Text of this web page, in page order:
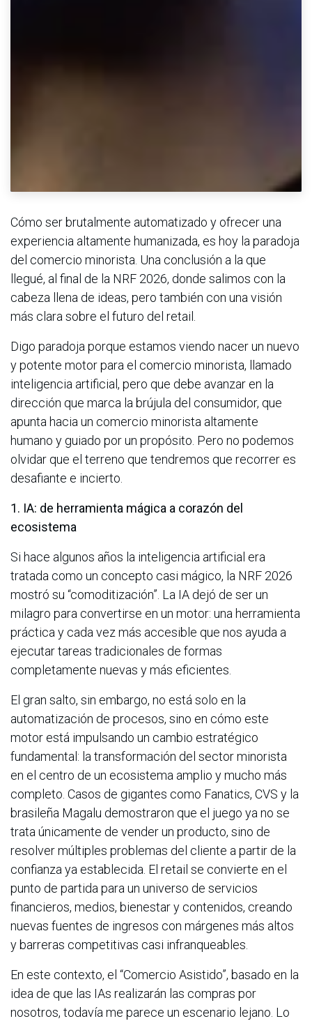
Cómo ser brutalmente automatizado y ofrecer una
experiencia altamente humanizada, es hoy la paradoja
del comercio minorista. Una conclusión a la que
llegué, al final de la NRF 2026, donde salimos con la
cabeza llena de ideas, pero también con una visión
más clara sobre el futuro del retail.
Digo paradoja porque estamos viendo nacer un nuevo
y potente motor para el comercio minorista, llamado
inteligencia artificial, pero que debe avanzar en la
dirección que marca la brújula del consumidor, que
apunta hacia un comercio minorista altamente
humano y guiado por un propósito. Pero no podemos
olvidar que el terreno que tendremos que recorrer es
desafiante e incierto.
1. IA: de herramienta mágica a corazón del
ecosistema
Si hace algunos años la inteligencia artificial era
tratada como un concepto casi mágico, la NRF 2026
mostró su “comoditización”. La IA dejó de ser un
milagro para convertirse en un motor: una herramienta
práctica y cada vez más accesible que nos ayuda a
ejecutar tareas tradicionales de formas
completamente nuevas y más eficientes.
El gran salto, sin embargo, no está solo en la
automatización de procesos, sino en cómo este
motor está impulsando un cambio estratégico
fundamental: la transformación del sector minorista
en el centro de un ecosistema amplio y mucho más
completo. Casos de gigantes como Fanatics, CVS y la
brasileña Magalu demostraron que el juego ya no se
trata únicamente de vender un producto, sino de
resolver múltiples problemas del cliente a partir de la
confianza ya establecida. El retail se convierte en el
punto de partida para un universo de servicios
financieros, medios, bienestar y contenidos, creando
nuevas fuentes de ingresos con márgenes más altos
y barreras competitivas casi infranqueables.
En este contexto, el “Comercio Asistido”, basado en la
idea de que las IAs realizarán las compras por
nosotros, todavía me parece un escenario lejano. Lo